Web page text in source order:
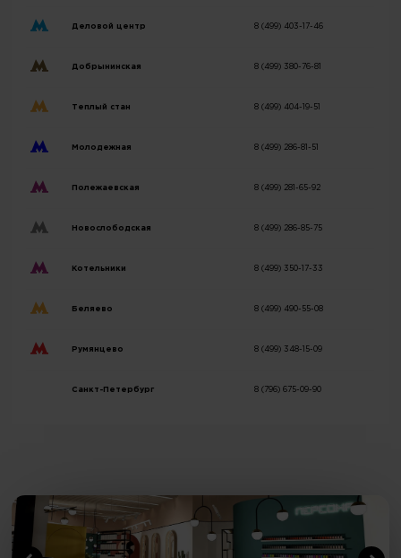
Деловой центр 8 (499) 403-17-46
Добрынинская 8 (499) 380-76-81
Теплый стан 8 (499) 404-19-51
Молодежная 8 (499) 286-81-51
Полежаевская 8 (499) 281-65-92
Новослободская 8 (499) 286-85-75
Котельники 8 (499) 350-17-33
Беляево 8 (499) 490-55-08
Румянцево 8 (499) 348-15-09
Санкт-Петербург 8 (796) 675-09-90